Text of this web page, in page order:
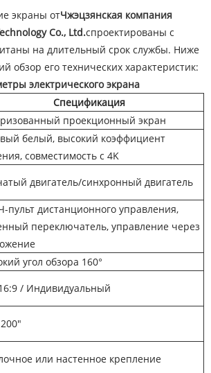
экраны отЧжэцзянская компания
Co., Ltd.спроектированы с
на длительный срок службы. Ниже
обзор его технических характеристик:
электрического экрана
Спецификация
проекционный экран
белый, высокий коэффициент
совместимость с 4K
двигатель/синхронный двигатель
пульт дистанционного управления,
переключатель, управление через
угол обзора 160°
/ Индивидуальный
или настенное крепление